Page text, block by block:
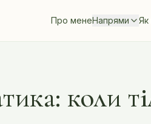
Про менеНапрями Як
коли